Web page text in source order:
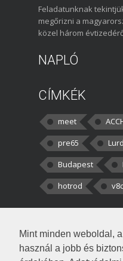
Mint minden weboldal,
használ a jobb és
Feladatunknak
megőrizni a
közel három
NAPLÓ
CÍMKÉK
meet
pre65
Budapest
hotrod
kortisz:
darabbaal számoltam.